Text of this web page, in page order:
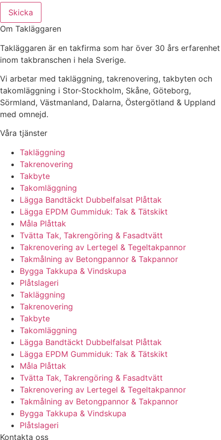
Skicka
Om Takläggaren
Takläggaren är en takfirma som har över 30 års erfarenhet
inom takbranschen i hela Sverige.
Vi arbetar med takläggning, takrenovering, takbyten och
takomläggning i Stor-Stockholm, Skåne, Göteborg,
Sörmland, Västmanland, Dalarna, Östergötland & Uppland
med omnejd.
Våra tjänster
Takläggning
Takrenovering
Takbyte
Takomläggning
Lägga Bandtäckt Dubbelfalsat Plåttak
Lägga EPDM Gummiduk: Tak & Tätskikt
Måla Plåttak
Tvätta Tak, Takrengöring & Fasadtvätt
Takrenovering av Lertegel & Tegeltakpannor
Takmålning av Betongpannor & Takpannor
Bygga Takkupa & Vindskupa
Plåtslageri
Takläggning
Takrenovering
Takbyte
Takomläggning
Lägga Bandtäckt Dubbelfalsat Plåttak
Lägga EPDM Gummiduk: Tak & Tätskikt
Måla Plåttak
Tvätta Tak, Takrengöring & Fasadtvätt
Takrenovering av Lertegel & Tegeltakpannor
Takmålning av Betongpannor & Takpannor
Bygga Takkupa & Vindskupa
Plåtslageri
Kontakta oss